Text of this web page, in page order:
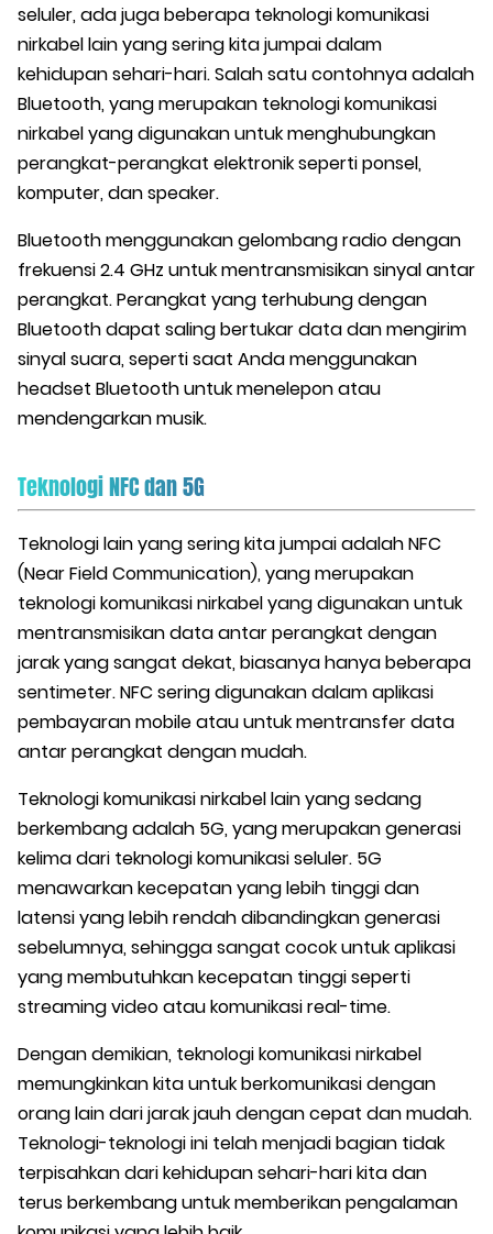
seluler, ada juga beberapa teknologi komunikasi
nirkabel lain yang sering kita jumpai dalam
kehidupan sehari-hari. Salah satu contohnya adalah
Bluetooth, yang merupakan teknologi komunikasi
nirkabel yang digunakan untuk menghubungkan
perangkat-perangkat elektronik seperti ponsel,
komputer, dan speaker.
Bluetooth menggunakan gelombang radio dengan
frekuensi 2.4 GHz untuk mentransmisikan sinyal antar
perangkat. Perangkat yang terhubung dengan
Bluetooth dapat saling bertukar data dan mengirim
sinyal suara, seperti saat Anda menggunakan
headset Bluetooth untuk menelepon atau
mendengarkan musik.
Teknologi NFC dan 5G
Teknologi lain yang sering kita jumpai adalah NFC
(Near Field Communication), yang merupakan
teknologi komunikasi nirkabel yang digunakan untuk
mentransmisikan data antar perangkat dengan
jarak yang sangat dekat, biasanya hanya beberapa
sentimeter. NFC sering digunakan dalam aplikasi
pembayaran mobile atau untuk mentransfer data
antar perangkat dengan mudah.
Teknologi komunikasi nirkabel lain yang sedang
berkembang adalah 5G, yang merupakan generasi
kelima dari teknologi komunikasi seluler. 5G
menawarkan kecepatan yang lebih tinggi dan
latensi yang lebih rendah dibandingkan generasi
sebelumnya, sehingga sangat cocok untuk aplikasi
yang membutuhkan kecepatan tinggi seperti
streaming video atau komunikasi real-time.
Dengan demikian, teknologi komunikasi nirkabel
memungkinkan kita untuk berkomunikasi dengan
orang lain dari jarak jauh dengan cepat dan mudah.
Teknologi-teknologi ini telah menjadi bagian tidak
terpisahkan dari kehidupan sehari-hari kita dan
terus berkembang untuk memberikan pengalaman